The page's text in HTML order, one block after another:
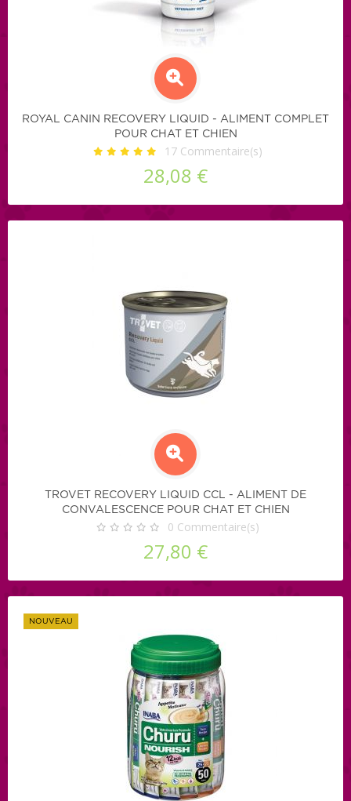
ROYAL CANIN RECOVERY LIQUID - ALIMENT COMPLET
POUR CHAT ET CHIEN
17 Commentaire(s)
28,08 €
TROVET RECOVERY LIQUID CCL - ALIMENT DE
CONVALESCENCE POUR CHAT ET CHIEN
0 Commentaire(s)
27,80 €
NOUVEAU